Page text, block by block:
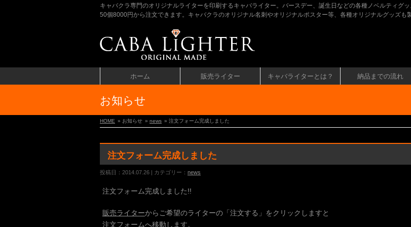
キャバクラ専門のオリジナルライターを印刷するキャバライター。バースデー、誕生日などの各種ノベルティグ
50個8000円から注文できます。キャバクラのオリジナル名刺やオリジナルポスター等、各種オリジナルグッズも
ホーム 販売ライター キャバライターとは？ 納品までの流れ
お知らせ
HOME » お知らせ » news » 注文フォーム完成しました
注文フォーム完成しました
投稿日：2014.07.26 | カテゴリー： news
注文フォーム完成しました!!
販売ライターからご希望のライターの「注文する」をクリックしますと
注文フォームへ移動します。